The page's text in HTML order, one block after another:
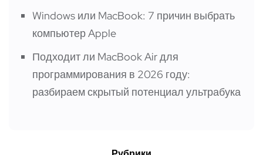
Windows или MacBook: 7 причин выбрать
компьютер Apple
Подходит ли MacBook Air для
программирования в 2026 году:
разбираем скрытый потенциал ультрабука